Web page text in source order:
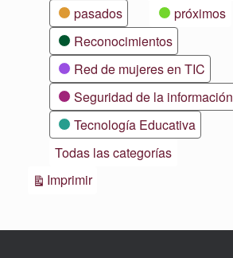
pasados
próximos
Reconocimientos
Red de mujeres en TIC
Seguridad de la información
Tecnología Educativa
Todas las categorías
ImprimirVistas